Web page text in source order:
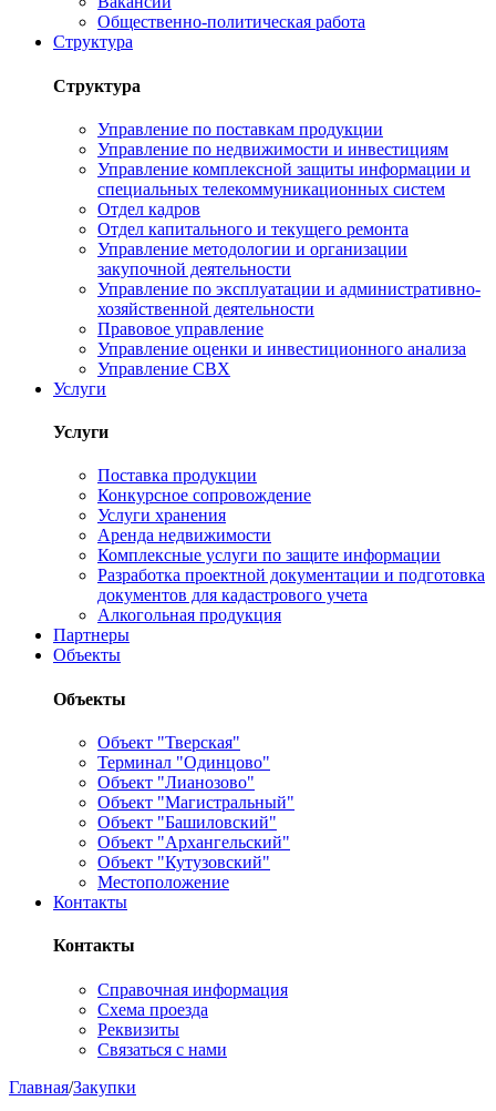
Общественно-политическая работа
Структура
Структура
Управление по поставкам продукции
Управление по недвижимости и инвестициям
Управление комплексной защиты информации и
специальных телекоммуникационных систем
Отдел кадров
Отдел капитального и текущего ремонта
Управление методологии и организации
закупочной деятельности
Управление по эксплуатации и административно-
хозяйственной деятельности
Правовое управление
Управление оценки и инвестиционного анализа
Управление СВХ
Услуги
Услуги
Поставка продукции
Конкурсное сопровождение
Услуги хранения
Аренда недвижимости
Комплексные услуги по защите информации
Разработка проектной документации и подготовка
документов для кадастрового учета
Алкогольная продукция
Партнеры
Объекты
Объекты
Объект "Тверская"
Терминал "Одинцово"
Объект "Лианозово"
Объект "Магистральный"
Объект "Башиловский"
Объект "Архангельский"
Объект "Кутузовский"
Местоположение
Контакты
Контакты
Справочная информация
Схема проезда
Реквизиты
Связаться с нами
Главная/Закупки